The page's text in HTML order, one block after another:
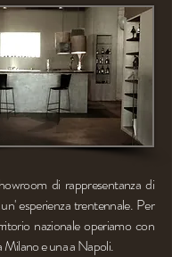
di rappresentanza di
esperienza trentennale. Per
nazionale operiamo con
e una a Napoli.